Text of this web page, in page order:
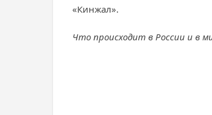
«Кинжал».
Что происходит в России и в